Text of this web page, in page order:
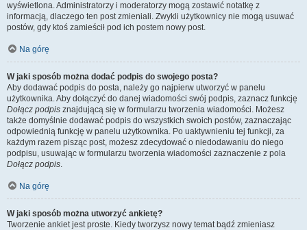
wyświetlona. Administratorzy i moderatorzy mogą zostawić notatkę z
informacją, dlaczego ten post zmieniali. Zwykli użytkownicy nie mogą usuwać
postów, gdy ktoś zamieścił pod ich postem nowy post.
Na górę
W jaki sposób można dodać podpis do swojego posta?
Aby dodawać podpis do posta, należy go najpierw utworzyć w panelu
użytkownika. Aby dołączyć do danej wiadomości swój podpis, zaznacz funkcję
Dołącz podpis znajdującą się w formularzu tworzenia wiadomości. Możesz
także domyślnie dodawać podpis do wszystkich swoich postów, zaznaczając
odpowiednią funkcję w panelu użytkownika. Po uaktywnieniu tej funkcji, za
każdym razem pisząc post, możesz zdecydować o niedodawaniu do niego
podpisu, usuwając w formularzu tworzenia wiadomości zaznaczenie z pola
Dołącz podpis.
Na górę
W jaki sposób można utworzyć ankietę?
Tworzenie ankiet jest proste. Kiedy tworzysz nowy temat bądź zmieniasz